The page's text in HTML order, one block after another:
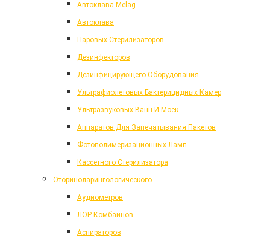
Автоклава Melag
Автоклава
Паровых Стерилизаторов
Дезинфекторов
Дезинфицирующего Оборудования
Ультрафиолетовых Бактерицидных Камер
Ультразвуковых Ванн И Моек
Аппаратов Для Запечатывания Пакетов
Фотополимеризационных Ламп
Кассетного Стерилизатора
Оториноларингологического
Аудиометров
ЛОР-Комбайнов
Аспираторов